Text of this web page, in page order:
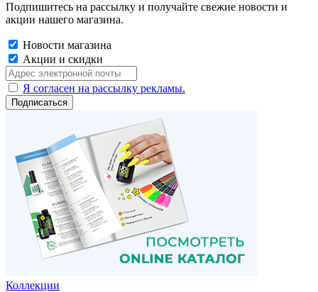
Подпишитесь на рассылку и получайте свежие новости и
акции нашего магазина.
Новости магазина
Акции и скидки
Я согласен на рассылку рекламы.
Коллекции